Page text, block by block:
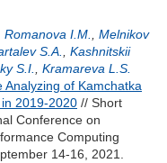
Romanova I.M.
Melnikov
S.A.
Kashnitskii
S.I.
Kramareva L.S.
of Kamchatka
2019-2020 // Short
Conference on
Computing
14-16, 2021.